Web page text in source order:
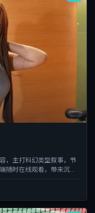
，主打科幻类型叙事，节
随时在线观看，带来沉浸